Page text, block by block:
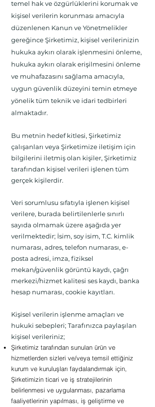
temel hak ve özgürlüklerini korumak ve
kişisel verilerin korunması amacıyla
düzenlenen Kanun ve Yönetmelikler
gereğince Şirketimiz, kişisel verilerinizin
hukuka aykırı olarak işlenmesini önleme,
hukuka aykırı olarak erişilmesini önleme
ve muhafazasını sağlama amacıyla,
uygun güvenlik düzeyini temin etmeye
yönelik tüm teknik ve idari tedbirleri
almaktadır.
Bu metnin hedef kitlesi, Şirketimiz
çalışanları veya Şirketimize iletişim için
bilgilerini iletmiş olan kişiler, Şirketimiz
tarafından kişisel verileri işlenen tüm
gerçek kişilerdir.
Veri sorumlusu sıfatıyla işlenen kişisel
verilere, burada belirtilenlerle sınırlı
sayıda olmamak üzere aşağıda yer
verilmektedir; İsim, soy isim, T.C. kimlik
numarası, adres, telefon numarası, e-
posta adresi, imza, fiziksel
mekan/güvenlik görüntü kaydı, çağrı
merkezi/hizmet kalitesi ses kaydı, banka
hesap numarası, cookie kayıtları.
Kişisel verilerin işlenme amaçları ve
hukuki sebepleri; Tarafınızca paylaşılan
kişisel verileriniz;
Şirketimiz tarafından sunulan ürün ve
hizmetlerden sizleri ve/veya temsil ettiğiniz
kurum ve kuruluşları faydalandırmak için,
Şirketimizin ticari ve iş stratejilerinin
belirlenmesi ve uygulanması, pazarlama
faaliyetlerinin yapılması, iş geliştirme ve